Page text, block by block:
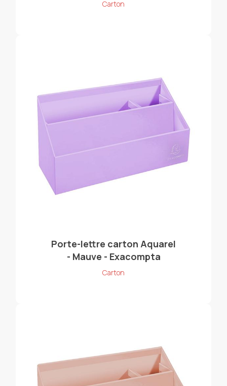
Carton
Porte-lettre carton Aquarel
- Mauve - Exacompta
Carton